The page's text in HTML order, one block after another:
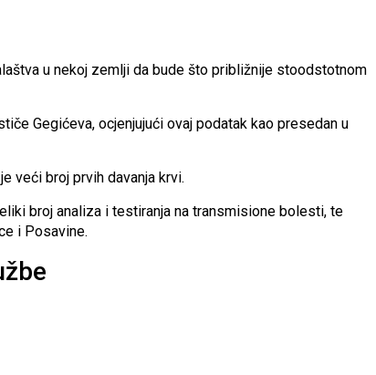
u nekoj zemlji da bude što približnije stoodstotnom
Gegićeva, ocjenjujući ovaj podatak kao presedan u
veći broj prvih davanja krvi.
broj analiza i testiranja na transmisione bolesti, te
i Posavine.